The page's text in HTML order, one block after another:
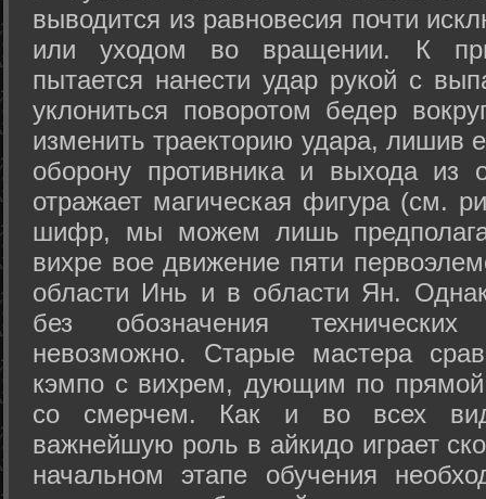
выводится из равновесия почти
или уходом во вращении. К
пытается нанести удар рукой с
уклониться поворотом бедер
изменить траекторию удара, лишив
оборону противника и выхода из
отражает магическая фигура (см.
шифр, мы можем лишь
вихре вое движение пяти
области Инь и в области Ян.
без обозначения
невозможно. Старые мастера
кэмпо с вихрем, дующим по
со смерчем. Как и во всех
важнейшую роль в айкидо играет
начальном этапе обучения